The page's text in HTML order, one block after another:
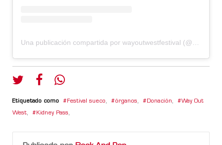
Etiquetado como Festival sueco, órganos, Donación, Way Out
West, Kidney Pass,